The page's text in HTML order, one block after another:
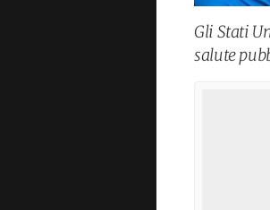
Gli Stati
salute